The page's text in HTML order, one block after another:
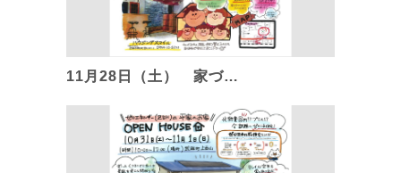
11月28日（土） 家づ…